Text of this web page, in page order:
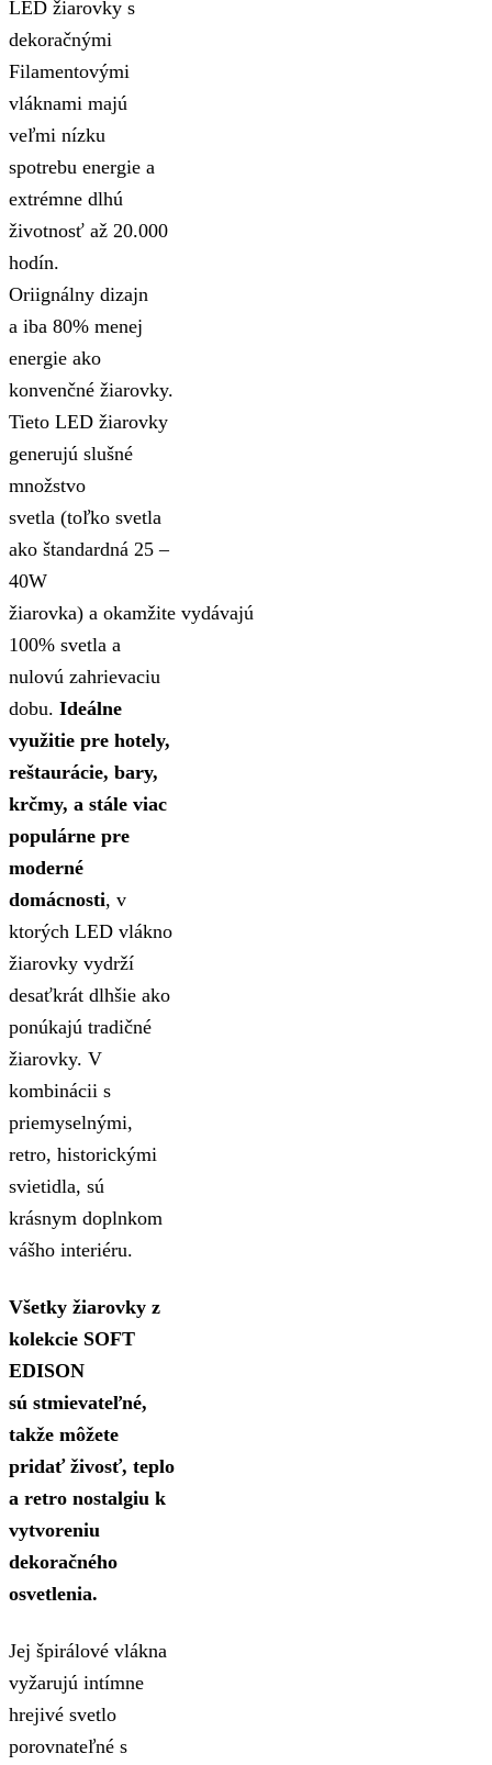
LED žiarovky s
dekoračnými
Filamentovými
vláknami majú
veľmi nízku
spotrebu energie a
extrémne dlhú
životnosť až 20.000
hodín.
Oriignálny dizajn
a iba 80% menej
energie ako
konvenčné žiarovky.
Tieto LED žiarovky
generujú slušné
množstvo
svetla (toľko svetla
ako štandardná 25 –
40W
žiarovka) a okamžite vydávajú
100% svetla a
nulovú zahrievaciu
dobu. Ideálne
využitie pre hotely,
reštaurácie, bary,
krčmy, a stále viac
populárne pre
moderné
domácnosti, v
ktorých LED vlákno
žiarovky vydrží
desaťkrát dlhšie ako
ponúkajú tradičné
žiarovky. V
kombinácii s
priemyselnými,
retro, historickými
svietidla, sú
krásnym doplnkom
vášho interiéru.
Všetky žiarovky z
kolekcie SOFT
EDISON
sú stmievateľné,
takže môžete
pridať živosť, teplo
a retro nostalgiu k
vytvoreniu
dekoračného
osvetlenia.
Jej špirálové vlákna
vyžarujú intímne
hrejivé svetlo
porovnateľné s